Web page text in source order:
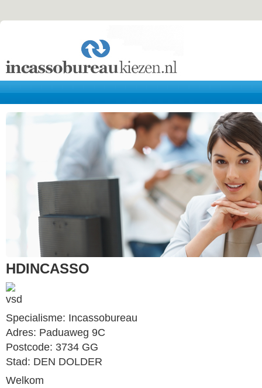
HDINCASSO
Specialisme: Incassobureau
Adres: Paduaweg 9C
Postcode: 3734 GG
Stad: DEN DOLDER
Welkom